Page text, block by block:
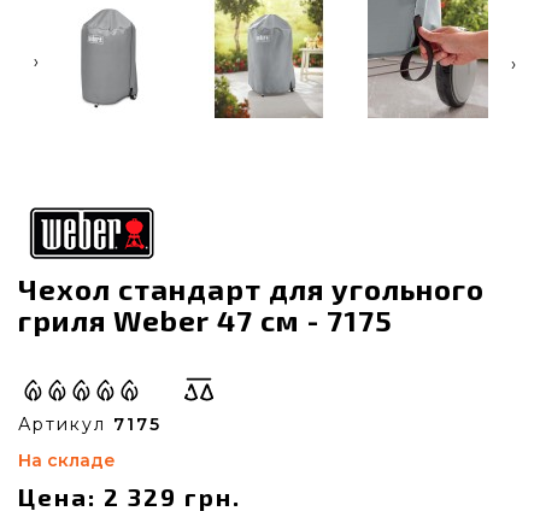
‹ ›
Чехол стандарт для угольного
гриля Weber 47 см - 7175
Артикул 7175
На складе
Цена: 2 329 грн.